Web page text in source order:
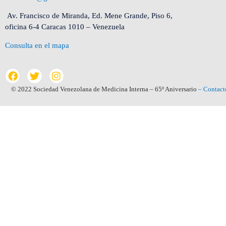
Av. Francisco de Miranda, Ed. Mene Grande, Piso 6,
oficina 6-4 Caracas 1010 – Venezuela
Consulta en el mapa
© 2022 Sociedad Venezolana de Medicina Interna – 65º Aniversario –